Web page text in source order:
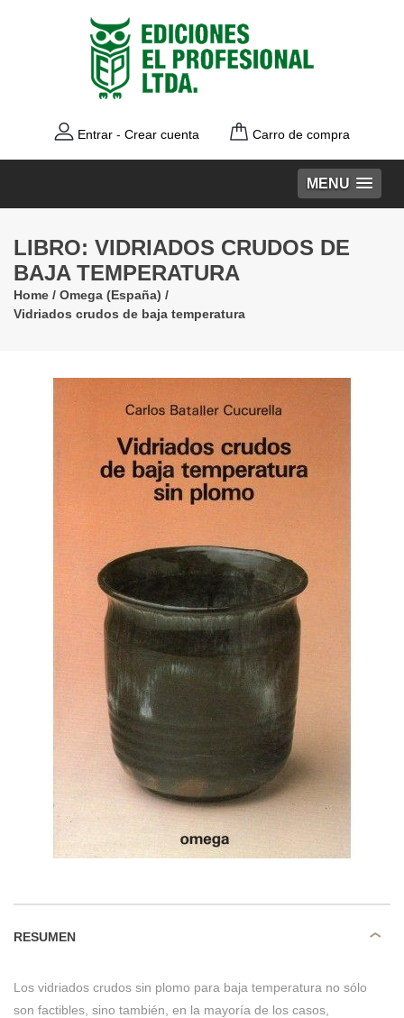
Entrar - Crear cuenta Carro de compra
MENU
LIBRO: VIDRIADOS CRUDOS DE
BAJA TEMPERATURA
Home / Omega (España) /
Vidriados crudos de baja temperatura
RESUMEN
Los vidriados crudos sin plomo para baja temperatura no sólo
son factibles, sino también, en la mayoría de los casos,